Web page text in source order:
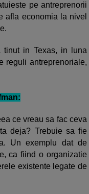
pe antreprenorii
afla economia la nivel
tinut in Texas, in luna
reguli antreprenoriale,
ce vreau sa fac ceva
deja? Trebuie sa fie
Un exemplu dat de
ca fiind o organizatie
existente legate de